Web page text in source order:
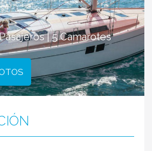
| 5 Camarotes